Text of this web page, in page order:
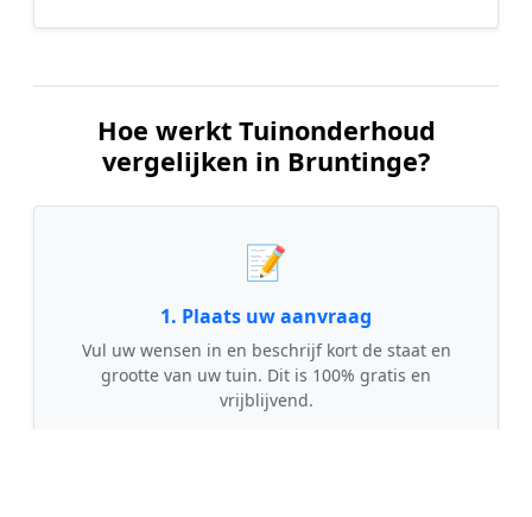
Hoe werkt Tuinonderhoud
vergelijken in Bruntinge?
📝
1. Plaats uw aanvraag
Vul uw wensen in en beschrijf kort de staat en
grootte van uw tuin. Dit is 100% gratis en
vrijblijvend.